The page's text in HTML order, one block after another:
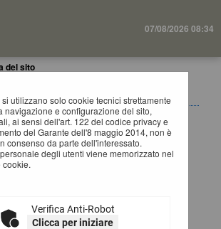
07/08/2026 08:34
del sito
si utilizzano solo cookie tecnici strettamente
navigazione e configurazione del sito,
ai sensi dell'art. 122 del codice privacy e
del Garante dell'8 maggio 2014, non è
consenso da parte dell'interessato.
degli utenti viene memorizzato nel
cookie.
Verifica Anti-Robot
Clicca per iniziare
area riservata SA
e manuali
operatore economico